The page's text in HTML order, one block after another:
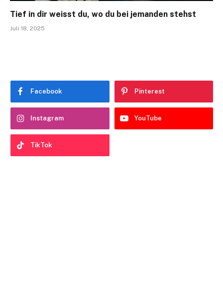
Tief in dir weisst du, wo du bei jemanden stehst
Juli 18, 2025
Facebook Pinterest
Instagram YouTube
TikTok